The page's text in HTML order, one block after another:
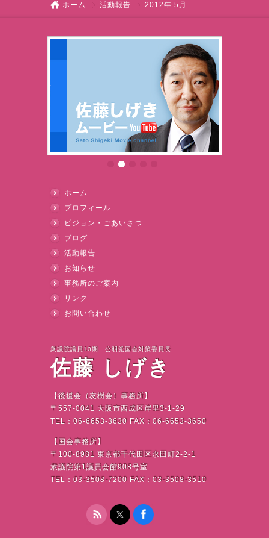
ホーム 活動報告 2012年 5月
ホーム
プロフィール
ビジョン・ごあいさつ
ブログ
活動報告
お知らせ
事務所のご案内
リンク
お問い合わせ
衆議院議員10期 公明党国会対策委員長
佐藤 しげき
【後援会（友樹会）事務所】
〒 557-0041 大阪市西成区岸里3-1-29
TEL ： 06-6653-3630 FAX ： 06-6653-3650
【国会事務所】
〒 100-8981 東京都千代田区永田町2-2-1
衆議院第1議員会館908号室
TEL ： 03-3508-7200 FAX ： 03-3508-3510